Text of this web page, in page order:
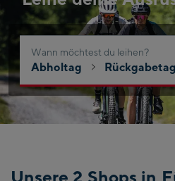
Wo möchtest du leihen?
Suche
Ort,
Wann möchtest du leihen?
Abholtag Rückgabetag
Unsere 2 Shops in